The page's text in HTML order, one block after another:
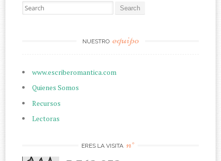
Search for:
NUESTRO equipo
www.escriberomantica.com
Quienes Somos
Recursos
Lectoras
ERES LA VISITA n°